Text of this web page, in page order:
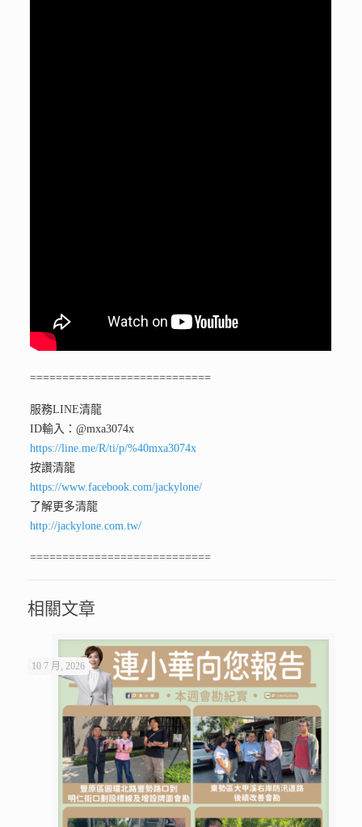
============================
服務LINE清龍
ID輸入：@mxa3074x
https://line.me/R/ti/p/%40mxa3074x
按讚清龍
https://www.facebook.com/jackylone/
了解更多清龍
http://jackylone.com.tw/
============================
相關文章
10 7 月, 2026